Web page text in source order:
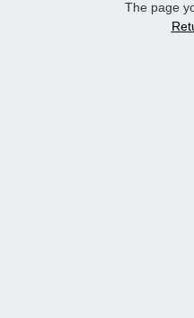
The page